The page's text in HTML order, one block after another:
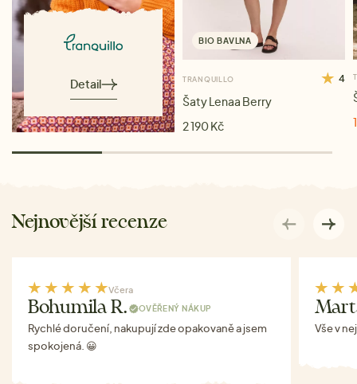
Detail
BIO BAVLNA
TRANQUILLO 4
Šaty Lenaa Berry
2 190 Kč
Nejnovější recenze
Včera
Bohumila R. OVĚŘENÝ NÁKUP
Rychlé doručení, nakupují zde opakovaně a jsem
spokojená. 😀
Vše v